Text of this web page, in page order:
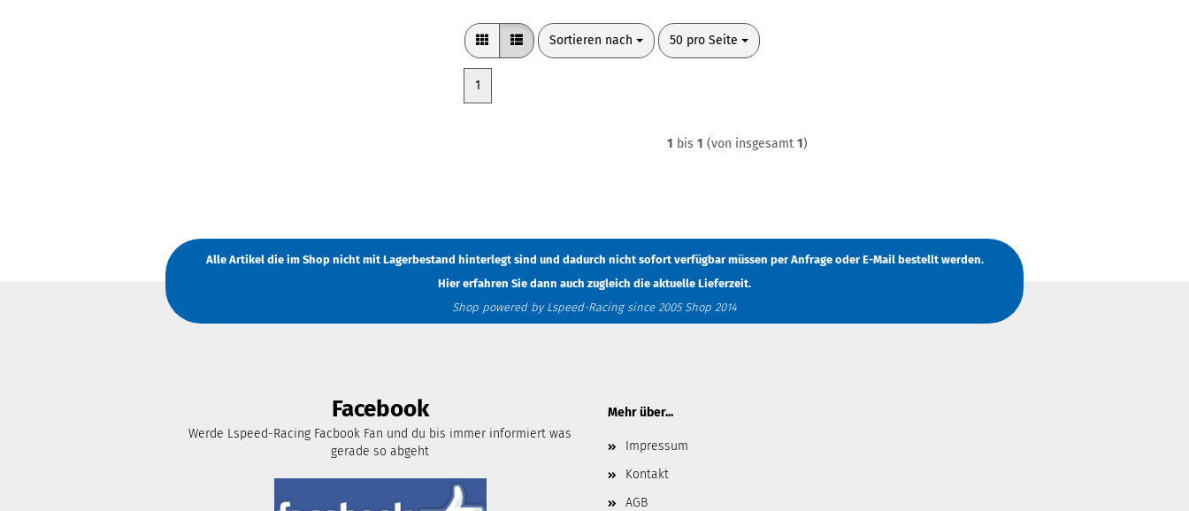
Sortieren nach
Sortieren nach 50 pro Seite
pro Seite
1
1 bis1 (von insgesamt1)
Alle Artikel die im Shop nicht mit Lagerbestand hinterlegt sind und dadurch nicht sofort verfügbar müssen per AnfrageoderE-Mailbestellt werden.
Hier erfahren Sie dann auch zugleich die aktuelle Lieferzeit.
Shop powered by Lspeed-Racing since 2005 Shop 2014
Facebook
Werde Lspeed-Racing Facbook Fan und du bis immer informiert was
gerade so abgeht
Mehr über...
Impressum
Kontakt
AGB